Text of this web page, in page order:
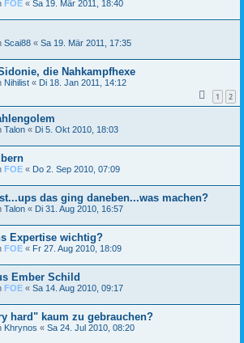
FOE « Sa 19. Mär 2011, 18:40
Scai88 « Sa 19. Mär 2011, 17:35
die Nahkampfhexe
Nihilist « Di 18. Jan 2011, 14:12
1 2
Talon « Di 5. Okt 2010, 18:03
FOE « Do 2. Sep 2010, 07:09
das ging daneben...was machen?
Talon « Di 31. Aug 2010, 16:57
Expertise wichtig?
FOE « Fr 27. Aug 2010, 18:09
Ember Schild
FOE « Sa 14. Aug 2010, 09:17
hard" kaum zu gebrauchen?
Khrynos « Sa 24. Jul 2010, 08:20